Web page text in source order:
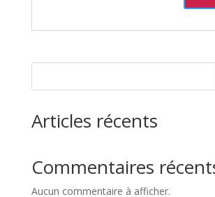
Articles récents
Commentaires
Aucun commentaire à afficher.